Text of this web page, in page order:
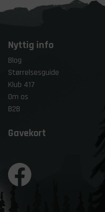
Nyttig info
Blog
Størrelsesguide
Klub 417
Om os
B2B
Gavekort